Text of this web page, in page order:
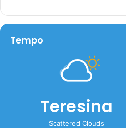
Tempo
Teresina
Scattered Clouds